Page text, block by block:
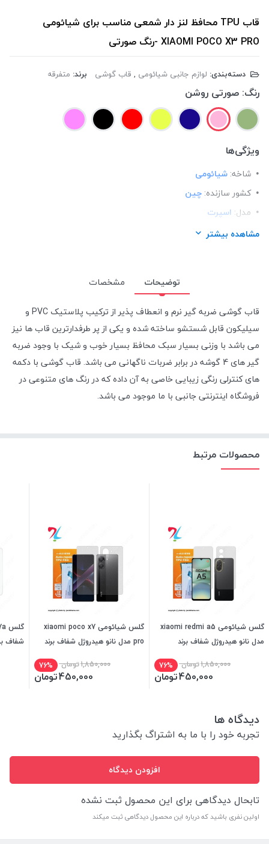
قاب TPU محافظ لنز دار شمعی مناسب برای شیائومی
XIAOMI POCO X3 PRO -رنگ صورتی
دسته‌بندی: لوازم جانبی شیائومی , قاب گوشی برند: متفرقه
رنگ: صورتی روشن
ویژگی‌ها
شاخه: شیائومی
کشور سازنده: چین
مدل: اسپرت
ساختار: TPU
مشاهده بیشتر
توضیحات
مشخصات
قاب گوشی ضربه گیر نرم و انعطاف پذیر از ترکیب پلاستیک PVC و
سیلیکون قابل شستشو ساخته شده و یکی از پر طرفدارترین قاب ها نیز
می باشد با وزنی بسیار سبک محافظ بسیار خوب و شیک با وجود ضربه
گیر های 4 گوشه در برابر ضربات ناگهانی می باشد. قاب گوشی با دکمه
های کنترلی رنگی زیبایی خاصی به آن داده که در رنگ های متنوعی در
فروشگاه اینترنتی جانبی با ما موجود می باشد.
محصولات مرتبط
گلس شیائومی xiaomi redmi a5
مدل نانو هیدروژل شفاف برند
1,850,000تومان 76%
450,000تومان
گلس شیائومی xiaomi poco x7
pro مدل نانو هیدروژل شفاف برند
1,850,000تومان 76%
450,000تومان
شفاف
دیدگاه ها
تجربه خود را با ما به اشتراگ بگذارید
افزودن دیدگاه
تابحال دیدگاهی برای این محصول ثبت نشده
اولین نفری باشید که درباره این محصول دیدگاهی ثبت میکند